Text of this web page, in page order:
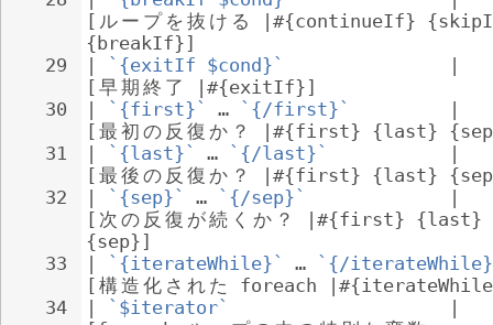
29
30
31
32
33
34
[ ル ー プ を 抜 け る
|#{continueIf}
{breakIf}]
`{exitIf $cond}`
[ 早期 終 了
|#{exitIf}]
`{first}` … `{/first}`
[ 最 初 の 反 復 か ？
|#{first} {last}
`{last}` … `{/last}`
[ 最 後 の 反 復 か ？
|#{first} {last}
`{sep}` … `{/sep}`
[ 次 の 反 復 が続 く か ？
|#{first} {last}
{sep}]
`{iterateWhile}` …
`{/
[ 構造 化 さ れ た
foreach
`$iterator`